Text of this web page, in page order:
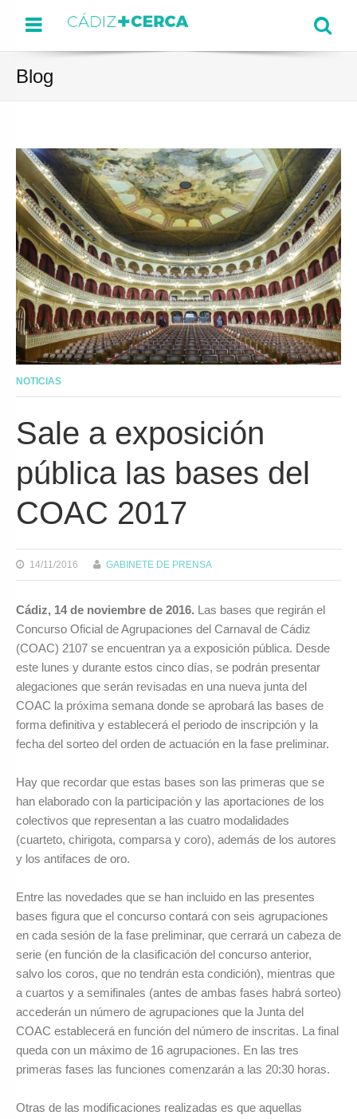
Menu
Blog
NOTICIAS
Sale a exposición
pública las bases del
COAC 2017
14/11/2016 GABINETE DE PRENSA
Cádiz, 14 de noviembre de 2016. Las bases que regirán el
Concurso Oficial de Agrupaciones del Carnaval de Cádiz
(COAC) 2107 se encuentran ya a exposición pública. Desde
este lunes y durante estos cinco días, se podrán presentar
alegaciones que serán revisadas en una nueva junta del
COAC la próxima semana donde se aprobará las bases de
forma definitiva y establecerá el periodo de inscripción y la
fecha del sorteo del orden de actuación en la fase preliminar.
Hay que recordar que estas bases son las primeras que se
han elaborado con la participación y las aportaciones de los
colectivos que representan a las cuatro modalidades
(cuarteto, chirigota, comparsa y coro), además de los autores
y los antifaces de oro.
Entre las novedades que se han incluido en las presentes
bases figura que el concurso contará con seis agrupaciones
en cada sesión de la fase preliminar, que cerrará un cabeza de
serie (en función de la clasificación del concurso anterior,
salvo los coros, que no tendrán esta condición), mientras que
a cuartos y a semifinales (antes de ambas fases habrá sorteo)
accederán un número de agrupaciones que la Junta del
COAC establecerá en función del número de inscritas. La final
queda con un máximo de 16 agrupaciones. En las tres
primeras fases las funciones comenzarán a las 20:30 horas.
Otras de las modificaciones realizadas es que aquellas